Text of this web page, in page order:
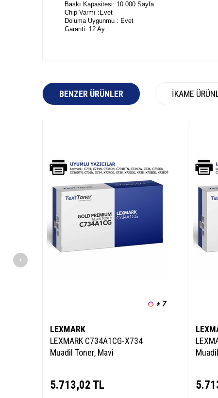
Baskı Kapasitesi: 10.000 Sayfa
Chip Varmı :Evet
Doluma Uygunmu : Evet
Garanti: 12 Ay
BENZER ÜRÜNLER İKAME
+ 7
LEXMARK
LEXMARK C734A1CG-X734
Muadil Toner, Mavi
5.713,02 TL